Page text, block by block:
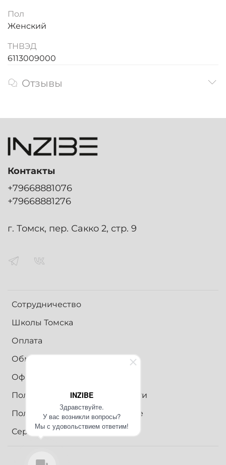
INZIBE
Здравствуйте.
У вас возникли вопросы?
Мы с удовольствием ответим!
Пол
Женский
ТНВЭД
6113009000
Отзывы
Сотрудничество
Школы Томска
Оплата
Обмен и возврат
Оферта
Политика конфиденциальности
Пользовательское соглашение
Сертификаты
Контакты
+79668881076
+79668881276
г. Томск, пер. Сакко 2, стр. 9